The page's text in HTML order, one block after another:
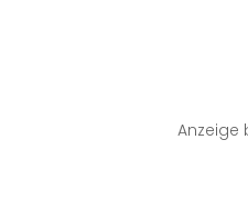
Anzeige